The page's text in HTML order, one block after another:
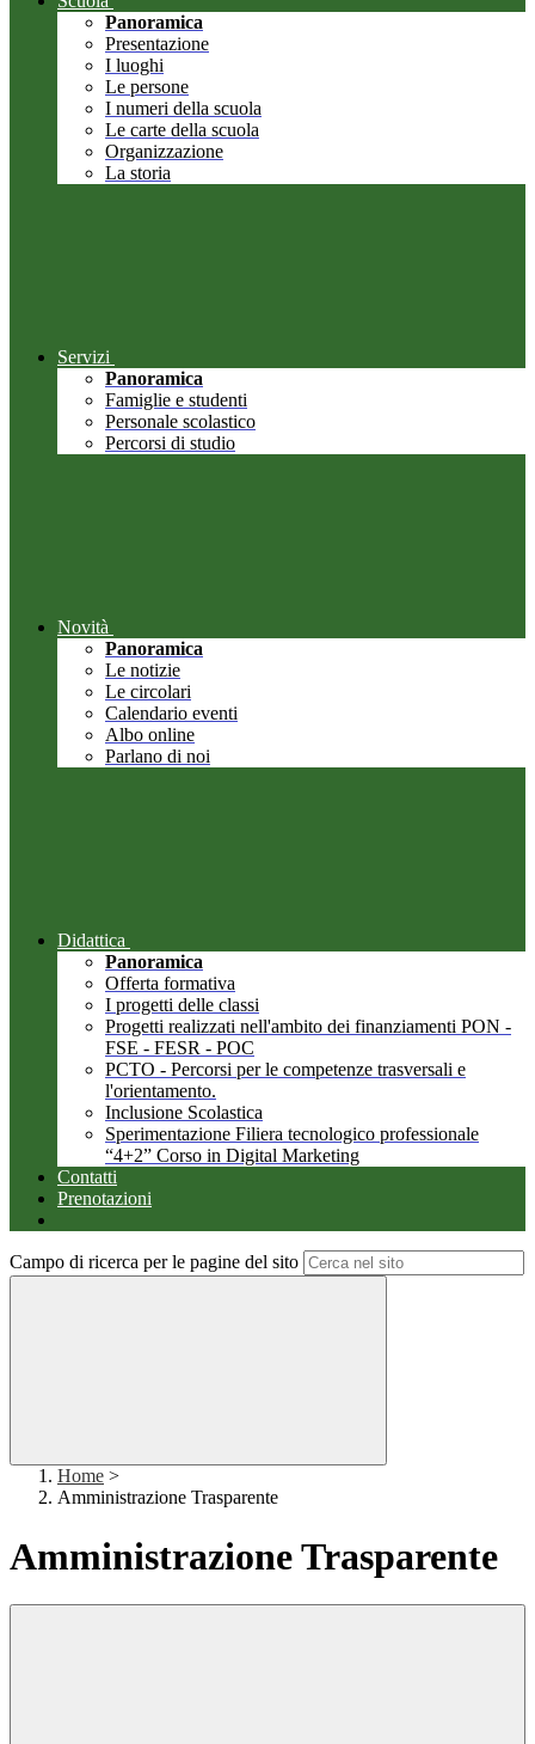
Panoramica
Presentazione
I luoghi
Le persone
I numeri della scuola
Le carte della scuola
Organizzazione
La storia
Servizi
Panoramica
Famiglie e studenti
Personale scolastico
Percorsi di studio
Novità
Panoramica
Le notizie
Le circolari
Calendario eventi
Albo online
Parlano di noi
Didattica
Panoramica
Offerta formativa
I progetti delle classi
Progetti realizzati nell'ambito dei finanziamenti PON -
FSE - FESR - POC
PCTO - Percorsi per le competenze trasversali e
l'orientamento.
Inclusione Scolastica
Sperimentazione Filiera tecnologico professionale
“4+2” Corso in Digital Marketing
Contatti
Prenotazioni
Campo di ricerca per le pagine del sito
Home >
Amministrazione Trasparente
Amministrazione Trasparente